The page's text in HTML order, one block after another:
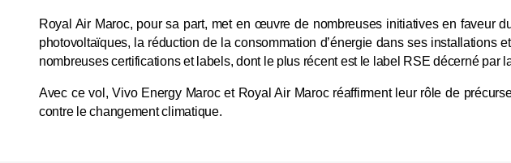
Royal Air Maroc, pour sa part, met en œuvre de nombreuses initiatives en faveur
photovoltaïques, la réduction de la consommation d’énergie dans ses
nombreuses certifications et labels, dont le plus récent est le label RSE décerné par
Avec ce vol, Vivo Energy Maroc et Royal Air Maroc réaffirment leur rôle de
contre le changement climatique.